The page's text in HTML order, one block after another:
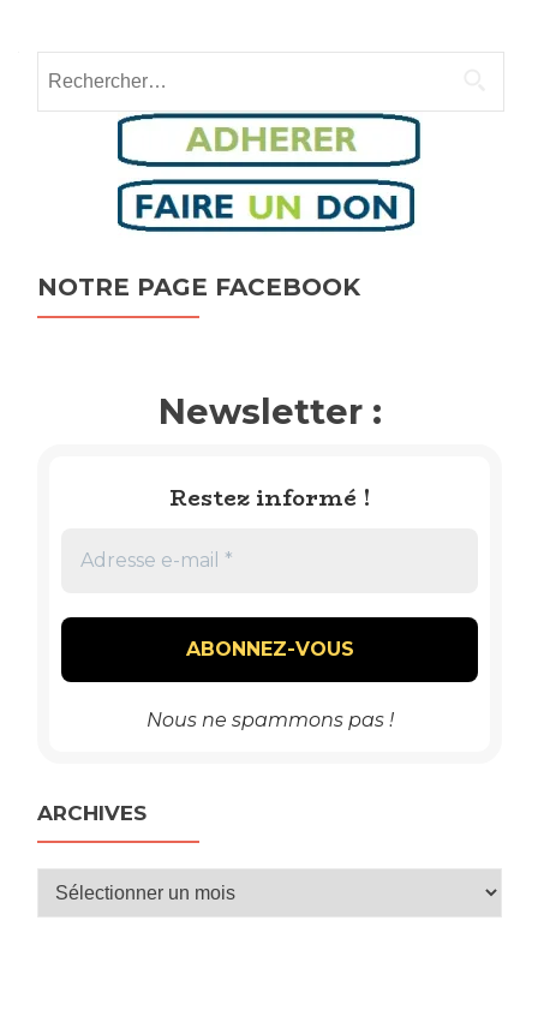
navigation
NOTRE PAGE FACEBOOK
Newsletter :
Restez informé !
Nous ne spammons pas !
ARCHIVES
Archives